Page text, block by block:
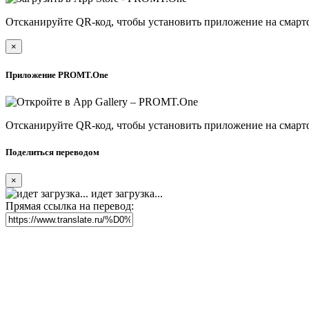
Отсканируйте QR-код, чтобы установить приложение на
×
Приложение PROMT.One
Отсканируйте QR-код, чтобы установить приложение на
Поделиться переводом
×
идет загрузка...
Прямая ссылка на перевод: